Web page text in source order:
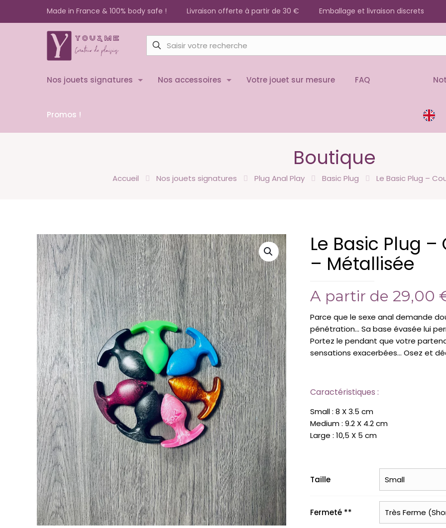
Made in France & 100% body safe ! Livraison offerte à partir de 30 € Emballage et livraison discrets
Nos jouets signatures Nos accessoires Votre jouet sur mesure FAQ
Promos !
Boutique
Accueil Nos jouets signatures Plug Anal Play Basic Plug Le Basic Plug –
Le Basic Plug
– Métallisée
A partir de 29,00
Parce que le sexe anal demande
pénétration… Sa base évasée lui
Portez le pendant que votre
sensations exacerbées… Osez et
Caractéristiques :
Small : 8 X 3.5 cm
Medium : 9.2 X 4.2 cm
Large : 10,5 X 5 cm
Taille
Fermeté **